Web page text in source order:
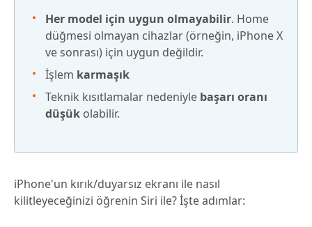
Her model için uygun olmayabilir. Home
düğmesi olmayan cihazlar (örneğin, iPhone X
ve sonrası) için uygun değildir.
İşlem karmaşık
Teknik kısıtlamalar nedeniyle başarı oranı
düşük olabilir.
iPhone'un kırık/duyarsız ekranı ile nasıl
kilitleyeceğinizi öğrenin Siri ile? İşte adımlar: